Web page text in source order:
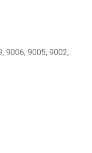
9006, 9005, 9002,